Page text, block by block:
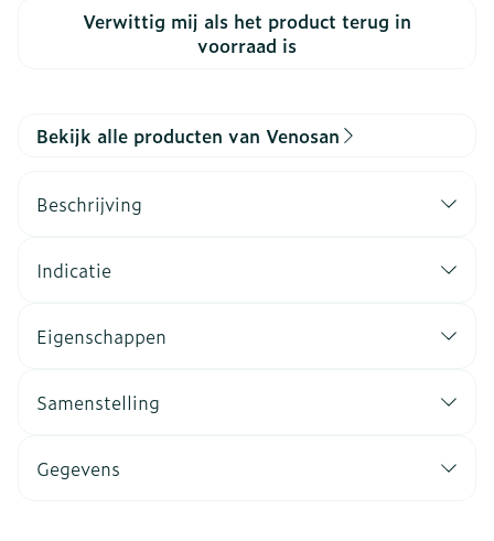
Verwittig mij als het product terug in
voorraad is
Bekijk alle producten van Venosan
Beschrijving
Indicatie
Eigenschappen
Samenstelling
Gegevens